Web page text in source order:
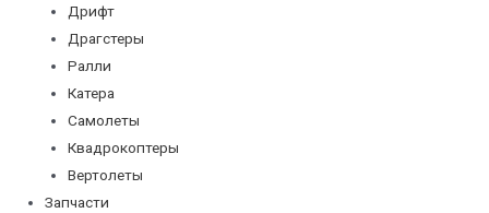
Дрифт
Драгстеры
Ралли
Катера
Самолеты
Квадрокоптеры
Вертолеты
Запчасти